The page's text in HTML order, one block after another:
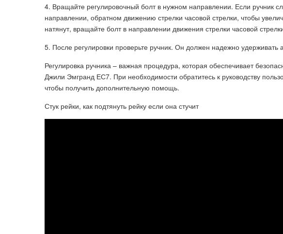
4. Вращайте регулировочный болт в нужном направлении. Если ручник
направлении, обратном движению стрелки часовой стрелки, чтобы
натянут, вращайте болт в направлении движения стрелки часовой
5. После регулировки проверьте ручник. Он должен надежно удерживать
Регулировка ручника – важная процедура, которая обеспечивает
Джили Эмгранд ЕС7. При необходимости обратитесь к руководству
чтобы получить дополнительную помощь.
Стук рейки, как подтянуть рейку если она стучит